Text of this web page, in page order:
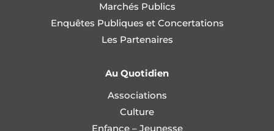
Marchés Publics
Enquêtes Publiques et Concertations
Les Partenaires
Au Quotidien
Associations
Culture
Enfance – Jeunesse